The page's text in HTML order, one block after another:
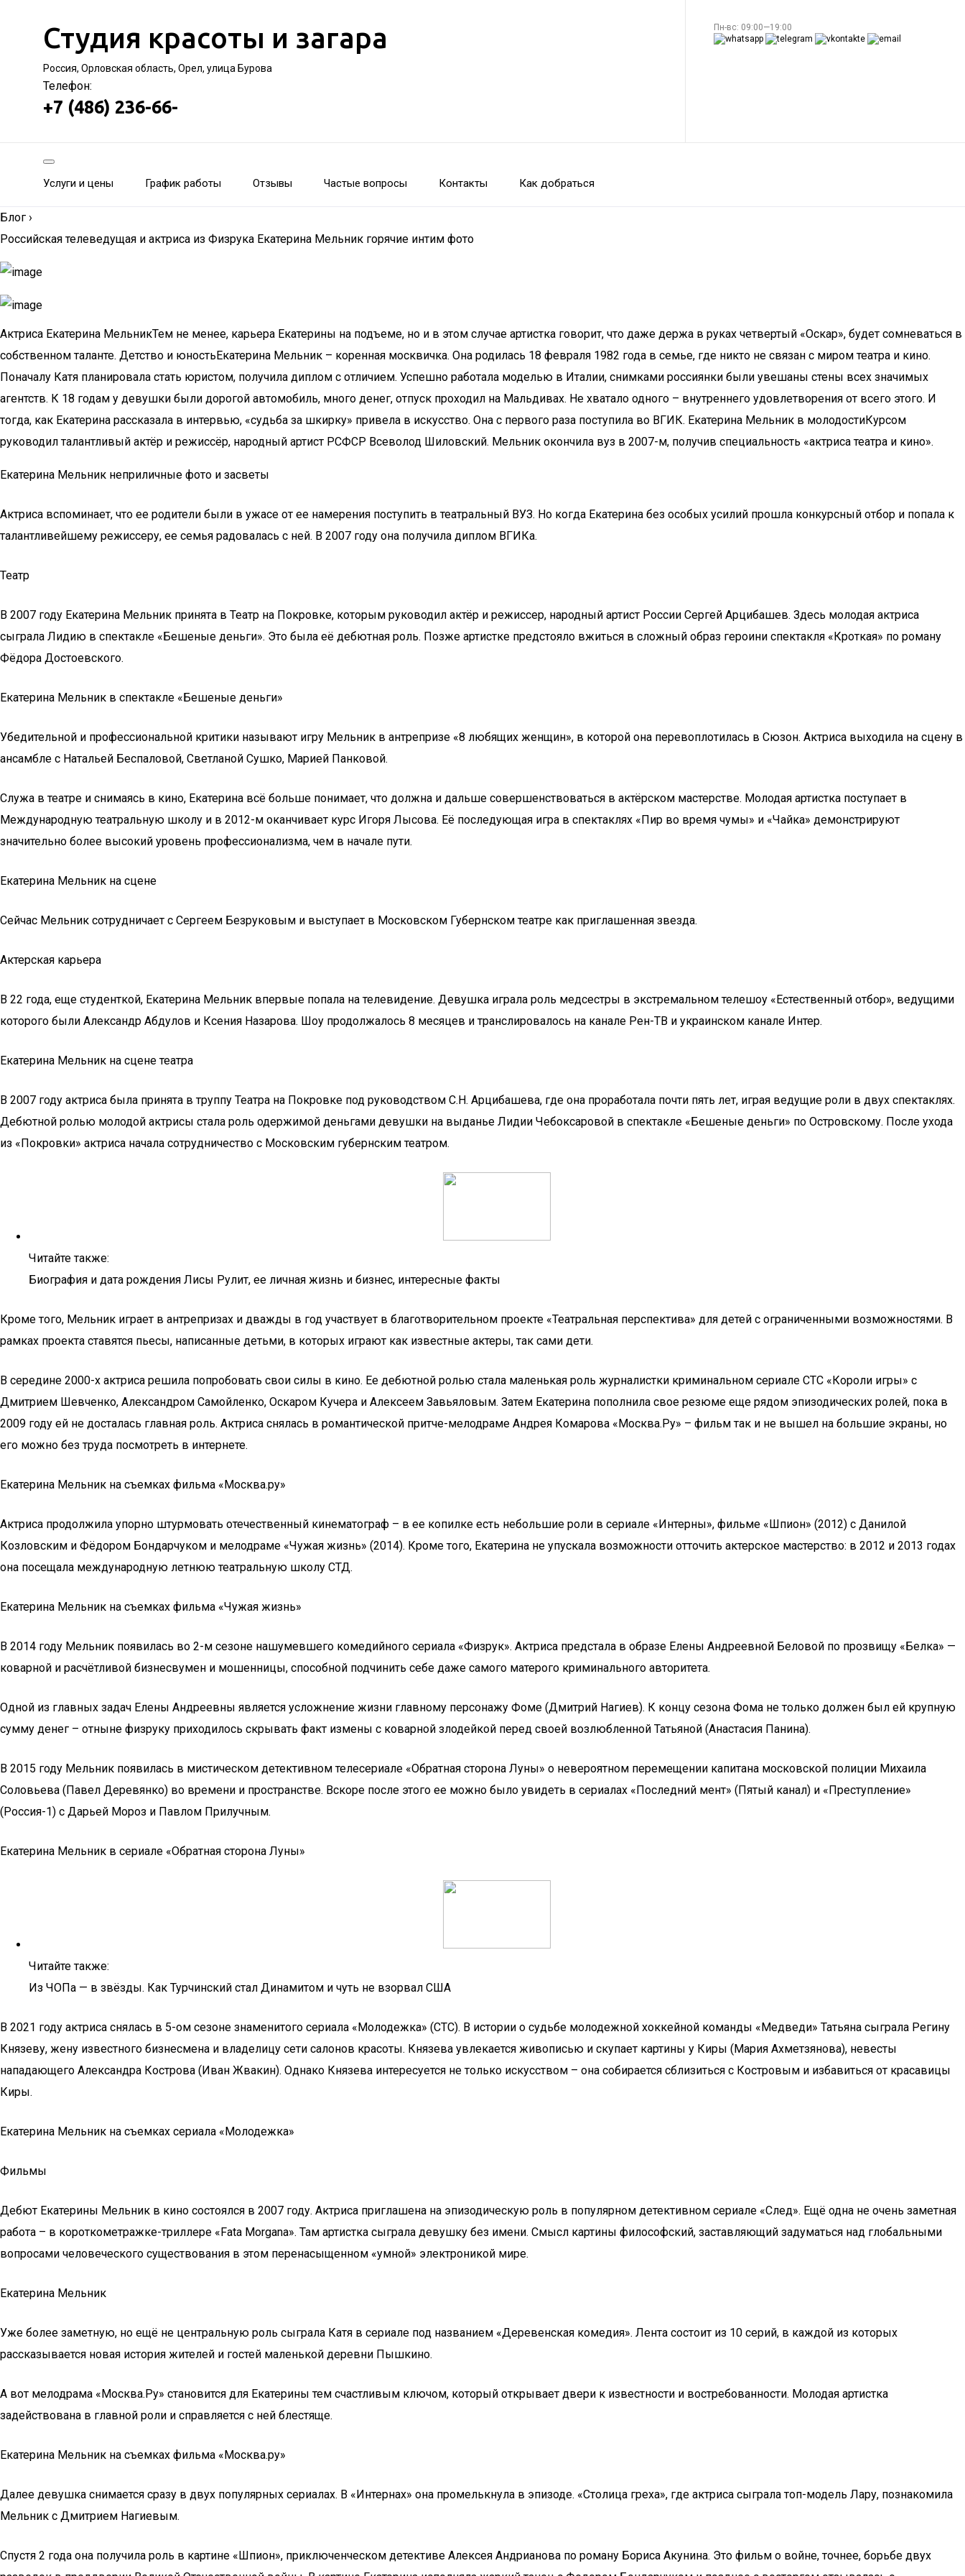
Студия красоты и загара
Россия, Орловская область, Орел, улица Бурова
Телефон:
+7 (486) 236-66-
Пн-вс: 09:00—19:00
Услуги и цены График работы Отзывы Частые вопросы Контакты Как добраться
Блог ›
Российская телеведущая и актриса из Физрука Екатерина Мельник горячие интим фото
Актриса Екатерина МельникТем не менее, карьера Екатерины на подъеме, но и в этом случае артистка говорит, что даже держа в руках четвертый «Оскар», будет сомневаться в
собственном таланте. Детство и юностьЕкатерина Мельник – коренная москвичка. Она родилась 18 февраля 1982 года в семье, где никто не связан с миром театра и кино.
Поначалу Катя планировала стать юристом, получила диплом с отличием. Успешно работала моделью в Италии, снимками россиянки были увешаны стены всех значимых
агентств. К 18 годам у девушки были дорогой автомобиль, много денег, отпуск проходил на Мальдивах. Не хватало одного – внутреннего удовлетворения от всего этого. И
тогда, как Екатерина рассказала в интервью, «судьба за шкирку» привела в искусство. Она с первого раза поступила во ВГИК. Екатерина Мельник в молодостиКурсом
руководил талантливый актёр и режиссёр, народный артист РСФСР Всеволод Шиловский. Мельник окончила вуз в 2007-м, получив специальность «актриса театра и кино».
Екатерина Мельник неприличные фото и засветы
Актриса вспоминает, что ее родители были в ужасе от ее намерения поступить в театральный ВУЗ. Но когда Екатерина без особых усилий прошла конкурсный отбор и попала к
талантливейшему режиссеру, ее семья радовалась с ней. В 2007 году она получила диплом ВГИКа.
Театр
В 2007 году Екатерина Мельник принята в Театр на Покровке, которым руководил актёр и режиссер, народный артист России Сергей Арцибашев. Здесь молодая актриса
сыграла Лидию в спектакле «Бешеные деньги». Это была её дебютная роль. Позже артистке предстояло вжиться в сложный образ героини спектакля «Кроткая» по роману
Фёдора Достоевского.
Екатерина Мельник в спектакле «Бешеные деньги»
Убедительной и профессиональной критики называют игру Мельник в антрепризе «8 любящих женщин», в которой она перевоплотилась в Сюзон. Актриса выходила на сцену в
ансамбле с Натальей Беспаловой, Светланой Сушко, Марией Панковой.
Служа в театре и снимаясь в кино, Екатерина всё больше понимает, что должна и дальше совершенствоваться в актёрском мастерстве. Молодая артистка поступает в
Международную театральную школу и в 2012-м оканчивает курс Игоря Лысова. Её последующая игра в спектаклях «Пир во время чумы» и «Чайка» демонстрируют
значительно более высокий уровень профессионализма, чем в начале пути.
Екатерина Мельник на сцене
Сейчас Мельник сотрудничает с Сергеем Безруковым и выступает в Московском Губернском театре как приглашенная звезда.
Актерская карьера
В 22 года, еще студенткой, Екатерина Мельник впервые попала на телевидение. Девушка играла роль медсестры в экстремальном телешоу «Естественный отбор», ведущими
которого были Александр Абдулов и Ксения Назарова. Шоу продолжалось 8 месяцев и транслировалось на канале Рен-ТВ и украинском канале Интер.
Екатерина Мельник на сцене театра
В 2007 году актриса была принята в труппу Театра на Покровке под руководством С.Н. Арцибашева, где она проработала почти пять лет, играя ведущие роли в двух спектаклях.
Дебютной ролью молодой актрисы стала роль одержимой деньгами девушки на выданье Лидии Чебоксаровой в спектакле «Бешеные деньги» по Островскому. После ухода
из «Покровки» актриса начала сотрудничество с Московским губернским театром.
Читайте также:
Биография и дата рождения Лисы Рулит, ее личная жизнь и бизнес, интересные факты
Кроме того, Мельник играет в антрепризах и дважды в год участвует в благотворительном проекте «Театральная перспектива» для детей с ограниченными возможностями. В
рамках проекта ставятся пьесы, написанные детьми, в которых играют как известные актеры, так сами дети.
В середине 2000-х актриса решила попробовать свои силы в кино. Ее дебютной ролью стала маленькая роль журналистки криминальном сериале СТС «Короли игры» с
Дмитрием Шевченко, Александром Самойленко, Оскаром Кучера и Алексеем Завьяловым. Затем Екатерина пополнила свое резюме еще рядом эпизодических ролей, пока в
2009 году ей не досталась главная роль. Актриса снялась в романтической притче-мелодраме Андрея Комарова «Москва.Ру» – фильм так и не вышел на большие экраны, но
его можно без труда посмотреть в интернете.
Екатерина Мельник на съемках фильма «Москва.ру»
Актриса продолжила упорно штурмовать отечественный кинематограф – в ее копилке есть небольшие роли в сериале «Интерны», фильме «Шпион» (2012) с Данилой
Козловским и Фёдором Бондарчуком и мелодраме «Чужая жизнь» (2014). Кроме того, Екатерина не упускала возможности отточить актерское мастерство: в 2012 и 2013 годах
она посещала международную летнюю театральную школу СТД.
Екатерина Мельник на съемках фильма «Чужая жизнь»
В 2014 году Мельник появилась во 2-м сезоне нашумевшего комедийного сериала «Физрук». Актриса предстала в образе Елены Андреевной Беловой по прозвищу «Белка» —
коварной и расчётливой бизнесвумен и мошенницы, способной подчинить себе даже самого матерого криминального авторитета.
Одной из главных задач Елены Андреевны является усложнение жизни главному персонажу Фоме (Дмитрий Нагиев). К концу сезона Фома не только должен был ей крупную
сумму денег – отныне физруку приходилось скрывать факт измены с коварной злодейкой перед своей возлюбленной Татьяной (Анастасия Панина).
В 2015 году Мельник появилась в мистическом детективном телесериале «Обратная сторона Луны» о невероятном перемещении капитана московской полиции Михаила
Соловьева (Павел Деревянко) во времени и пространстве. Вскоре после этого ее можно было увидеть в сериалах «Последний мент» (Пятый канал) и «Преступление»
(Россия-1) с Дарьей Мороз и Павлом Прилучным.
Екатерина Мельник в сериале «Обратная сторона Луны»
Читайте также:
Из ЧОПа — в звёзды. Как Турчинский стал Динамитом и чуть не взорвал США
В 2021 году актриса снялась в 5-ом сезоне знаменитого сериала «Молодежка» (СТС). В истории о судьбе молодежной хоккейной команды «Медведи» Татьяна сыграла Регину
Князеву, жену известного бизнесмена и владелицу сети салонов красоты. Князева увлекается живописью и скупает картины у Киры (Мария Ахметзянова), невесты
нападающего Александра Кострова (Иван Жвакин). Однако Князева интересуется не только искусством – она собирается сблизиться с Костровым и избавиться от красавицы
Киры.
Екатерина Мельник на съемках сериала «Молодежка»
Фильмы
Дебют Екатерины Мельник в кино состоялся в 2007 году. Актриса приглашена на эпизодическую роль в популярном детективном сериале «След». Ещё одна не очень заметная
работа – в короткометражке-триллере «Fata Morgana». Там артистка сыграла девушку без имени. Смысл картины философский, заставляющий задуматься над глобальными
вопросами человеческого существования в этом перенасыщенном «умной» электроникой мире.
Екатерина Мельник
Уже более заметную, но ещё не центральную роль сыграла Катя в сериале под названием «Деревенская комедия». Лента состоит из 10 серий, в каждой из которых
рассказывается новая история жителей и гостей маленькой деревни Пышкино.
А вот мелодрама «Москва.Ру» становится для Екатерины тем счастливым ключом, который открывает двери к известности и востребованности. Молодая артистка
задействована в главной роли и справляется с ней блестяще.
Екатерина Мельник на съемках фильма «Москва.ру»
Далее девушка снимается сразу в двух популярных сериалах. В «Интернах» она промелькнула в эпизоде. «Столица греха», где актриса сыграла топ-модель Лару, познакомила
Мельник с Дмитрием Нагиевым.
Спустя 2 года она получила роль в картине «Шпион», приключенческом детективе Алексея Андрианова по роману Бориса Акунина. Это фильм о войне, точнее, борьбе двух